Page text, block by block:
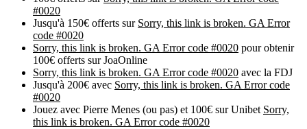
#0020
Jusqu'à 150€ offerts sur Sorry, this link is broken. GA Error
code #0020
Sorry, this link is broken. GA Error code #0020 pour obtenir
100€ offerts sur JoaOnline
Sorry, this link is broken. GA Error code #0020 avec la FDJ
Jusqu'à 200€ avec Sorry, this link is broken. GA Error code
#0020
Jouez avec Pierre Menes (ou pas) et 100€ sur Unibet Sorry,
this link is broken. GA Error code #0020